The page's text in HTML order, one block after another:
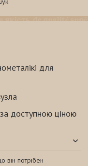
для
за доступною ціною
він потрібен